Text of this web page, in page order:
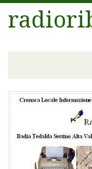
Vai